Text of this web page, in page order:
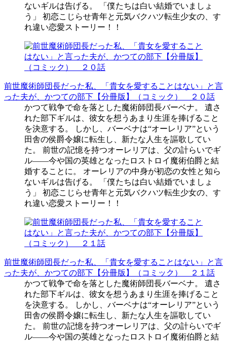
ないギルは告げる。 「僕たちは白い結婚でいましょ
う」 初恋こじらせ青年と元気バクハツ転生少女の、す
れ違い恋愛ストーリー！！
前世魔術師団長だった私、「貴女を愛することはない」と言
った夫が、かつての部下【分冊版】（コミック） ２０話
かつて戦争で命を落とした魔術師団長バーベナ。 遺さ
れた部下ギルは、彼女を想うあまり生涯を捧げること
を決意する。 しかし、バーベナは“オーレリア”という
田舎の侯爵令嬢に転生し、新たな人生を謳歌してい
た。 前世の記憶を持つオーレリアは、父の計らいでギ
ル――今や国の英雄となったロストロイ魔術伯爵と結
婚することに。 オーレリアの中身が初恋の女性と知ら
ないギルは告げる。 「僕たちは白い結婚でいましょ
う」 初恋こじらせ青年と元気バクハツ転生少女の、す
れ違い恋愛ストーリー！！
前世魔術師団長だった私、「貴女を愛することはない」と言
った夫が、かつての部下【分冊版】（コミック） ２１話
かつて戦争で命を落とした魔術師団長バーベナ。 遺さ
れた部下ギルは、彼女を想うあまり生涯を捧げること
を決意する。 しかし、バーベナは“オーレリア”という
田舎の侯爵令嬢に転生し、新たな人生を謳歌してい
た。 前世の記憶を持つオーレリアは、父の計らいでギ
ル――今や国の英雄となったロストロイ魔術伯爵と結